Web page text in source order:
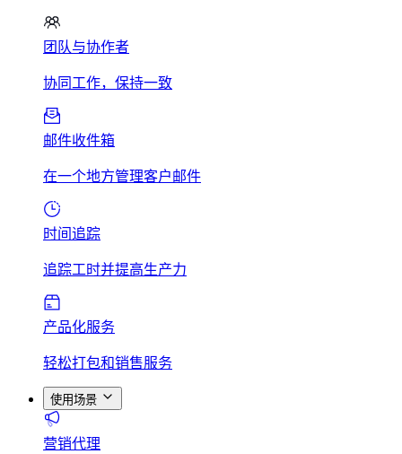
团队与协作者
协同工作，保持一致
邮件收件箱
在一个地方管理客户邮件
时间追踪
追踪工时并提高生产力
产品化服务
轻松打包和销售服务
使用场景
营销代理